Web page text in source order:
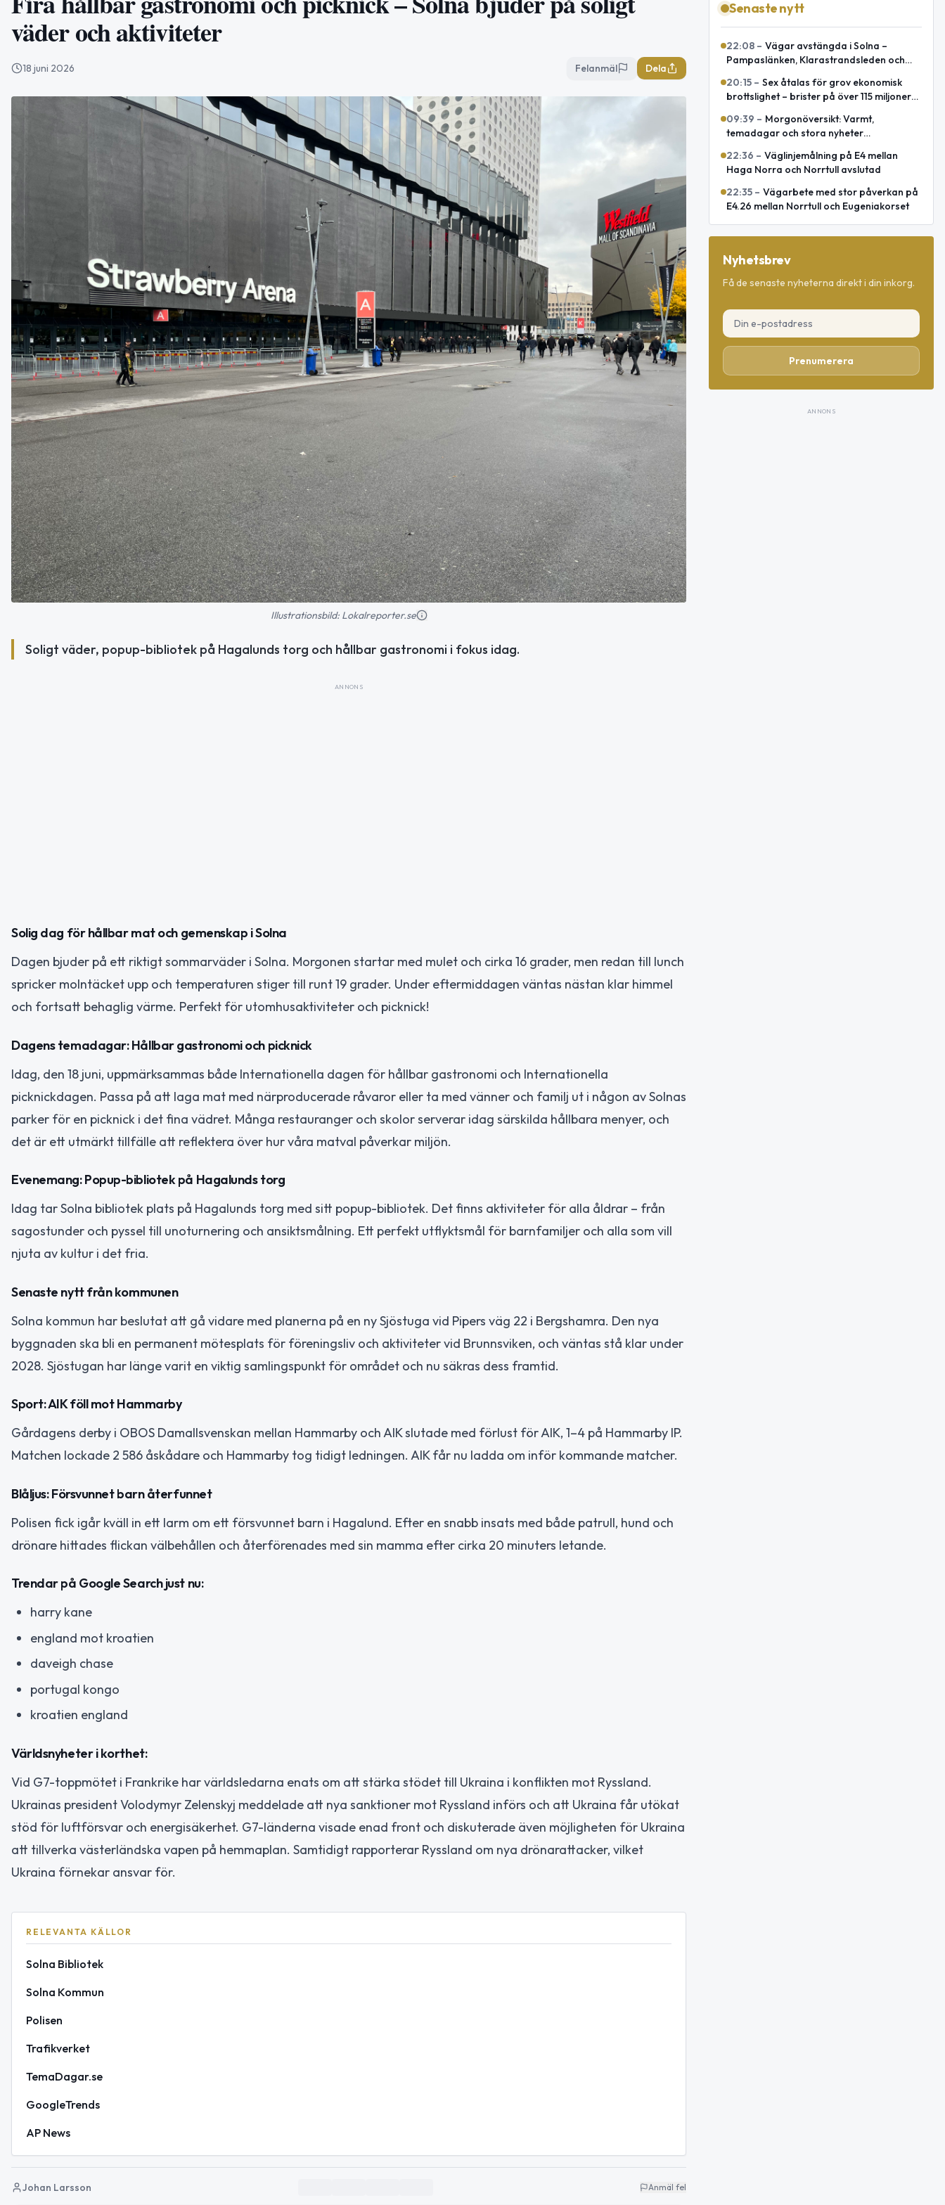
väder och aktiviteter
18 juni 2026 Felanmäl Dela
Illustrationsbild: Lokalreporter.se
Soligt väder, popup-bibliotek på Hagalunds torg och hållbar gastronomi i fokus idag.
ANNONS
Solig dag för hållbar mat och gemenskap i Solna
Dagen bjuder på ett riktigt sommarväder i Solna. Morgonen startar med mulet och cirka 16 grader, men redan till lunch
spricker molntäcket upp och temperaturen stiger till runt 19 grader. Under eftermiddagen väntas nästan klar himmel
och fortsatt behaglig värme. Perfekt för utomhusaktiviteter och picknick!
Dagens temadagar: Hållbar gastronomi och picknick
Idag, den 18 juni, uppmärksammas både Internationella dagen för hållbar gastronomi och Internationella
picknickdagen. Passa på att laga mat med närproducerade råvaror eller ta med vänner och familj ut i någon av Solnas
parker för en picknick i det fina vädret. Många restauranger och skolor serverar idag särskilda hållbara menyer, och
det är ett utmärkt tillfälle att reflektera över hur våra matval påverkar miljön.
Evenemang: Popup-bibliotek på Hagalunds torg
Idag tar Solna bibliotek plats på Hagalunds torg med sitt popup-bibliotek. Det finns aktiviteter för alla åldrar – från
sagostunder och pyssel till unoturnering och ansiktsmålning. Ett perfekt utflyktsmål för barnfamiljer och alla som vill
njuta av kultur i det fria.
Senaste nytt från kommunen
Solna kommun har beslutat att gå vidare med planerna på en ny Sjöstuga vid Pipers väg 22 i Bergshamra. Den nya
byggnaden ska bli en permanent mötesplats för föreningsliv och aktiviteter vid Brunnsviken, och väntas stå klar under
2028. Sjöstugan har länge varit en viktig samlingspunkt för området och nu säkras dess framtid.
Sport: AIK föll mot Hammarby
Gårdagens derby i OBOS Damallsvenskan mellan Hammarby och AIK slutade med förlust för AIK, 1–4 på Hammarby IP.
Matchen lockade 2 586 åskådare och Hammarby tog tidigt ledningen. AIK får nu ladda om inför kommande matcher.
Blåljus: Försvunnet barn återfunnet
Polisen fick igår kväll in ett larm om ett försvunnet barn i Hagalund. Efter en snabb insats med både patrull, hund och
drönare hittades flickan välbehållen och återförenades med sin mamma efter cirka 20 minuters letande.
Trendar på Google Search just nu:
harry kane
england mot kroatien
daveigh chase
portugal kongo
kroatien england
Världsnyheter i korthet:
Vid G7-toppmötet i Frankrike har världsledarna enats om att stärka stödet till Ukraina i konflikten mot Ryssland.
Ukrainas president Volodymyr Zelenskyj meddelade att nya sanktioner mot Ryssland införs och att Ukraina får utökat
stöd för luftförsvar och energisäkerhet. G7-länderna visade enad front och diskuterade även möjligheten för Ukraina
att tillverka västerländska vapen på hemmaplan. Samtidigt rapporterar Ryssland om nya drönarattacker, vilket
Ukraina förnekar ansvar för.
RELEVANTA KÄLLOR
Solna Bibliotek
Solna Kommun
Polisen
Trafikverket
TemaDagar.se
GoogleTrends
AP News
Johan Larsson Anmäl fel
Senaste nytt
22:08 – Vägar avstängda i Solna –
Pampaslänken, Klarastrandsleden och
20:15 – Sex åtalas för grov ekonomisk
brottslighet – brister på över 115 miljoner
09:39 – Morgonöversikt: Varmt,
temadagar och stora nyheter
22:36 – Väglinjemålning på E4 mellan
Haga Norra och Norrtull avslutad
22:35 – Vägarbete med stor påverkan på
E4.26 mellan Norrtull och Eugeniakorset
Nyhetsbrev
Få de senaste nyheterna direkt i din inkorg.
Prenumerera
ANNONS